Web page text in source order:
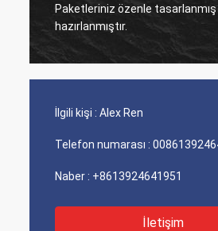
Teşekkür ederim, Zoe.
İlgili kişi : Alex Ren
Telefon numarası :
Naber : +8613924641951
İletişim